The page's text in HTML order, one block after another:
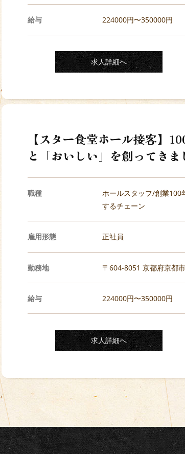
給与 224000円〜350000円
求人詳細へ
【スター食堂ホール接客】
と「おいしい」を創ってきま
職種
ホールスタッフ/創業100
するチェーン
雇用形態 正社員
勤務地 〒604-8051 京都府京都
給与 224000円〜350000円
求人詳細へ